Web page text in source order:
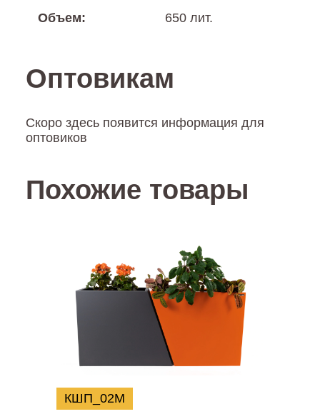
Объем: 650 лит.
Оптовикам
Скоро здесь появится информация для
оптовиков
Похожие товары
КШП_02М